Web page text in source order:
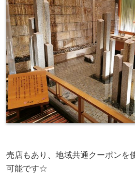
売店もあり、地域共通クーポンを
可能です☆